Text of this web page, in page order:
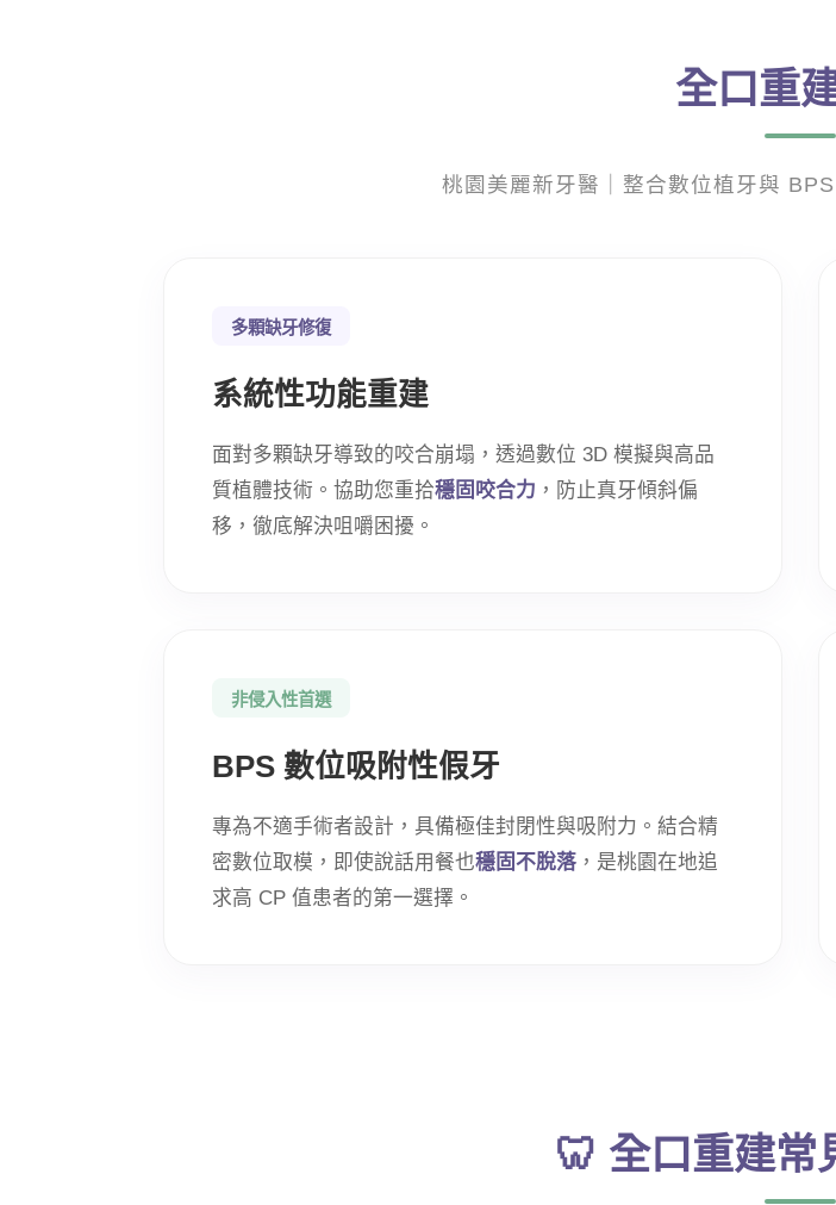
全口重
桃園美麗新牙醫｜整合數位植牙與
多顆缺牙修復
系統性功能重建
面對多顆缺牙導致的咬合崩塌，透過數位 3D 模擬與高品
質植體技術。協助您重拾穩固咬合力 ，防止真牙傾斜偏
移，徹底解決咀嚼困擾。
非侵入性首選
BPS 數位吸附性假牙
專為不適手術者設計，具備極佳封閉性與吸附力。結合精
密數位取模，即使說話用餐也穩固不脫落 ，是桃園在地追
求高 CP 值患者的第一選擇。
🦷 全口重建常